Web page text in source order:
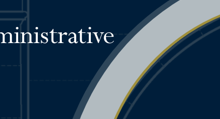
recherche